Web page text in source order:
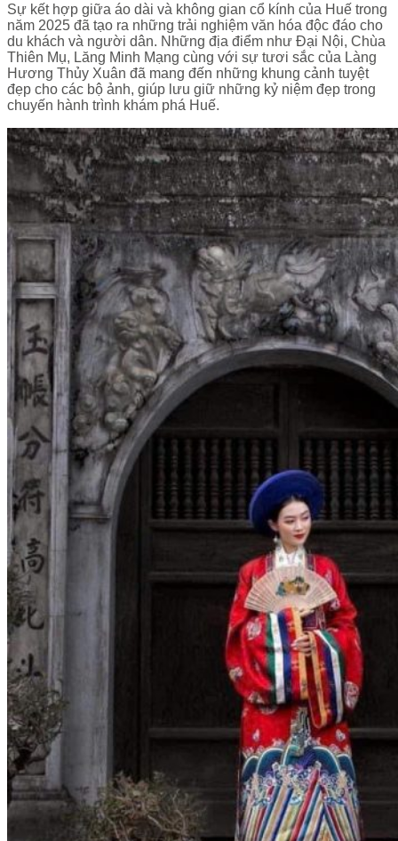
Sự kết hợp giữa áo dài và không gian cổ kính của Huế trong
năm 2025 đã tạo ra những trải nghiệm văn hóa độc đáo cho
du khách và người dân. Những địa điểm như Đại Nội, Chùa
Thiên Mụ, Lăng Minh Mạng cùng với sự tươi sắc của Làng
Hương Thủy Xuân đã mang đến những khung cảnh tuyệt
đẹp cho các bộ ảnh, giúp lưu giữ những kỷ niệm đẹp trong
chuyến hành trình khám phá Huế.